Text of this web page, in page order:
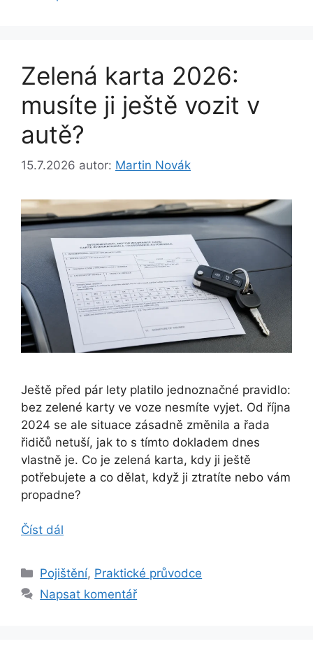
Zelená karta 2026:
musíte ji ještě vozit v
autě?
15.7.2026 autor: Martin Novák
Ještě před pár lety platilo jednoznačné pravidlo:
bez zelené karty ve voze nesmíte vyjet. Od října
2024 se ale situace zásadně změnila a řada
řidičů netuší, jak to s tímto dokladem dnes
vlastně je. Co je zelená karta, kdy ji ještě
potřebujete a co dělat, když ji ztratíte nebo vám
propadne?
Číst dál
Rubriky
Pojištění, Praktické průvodce
Napsat komentář